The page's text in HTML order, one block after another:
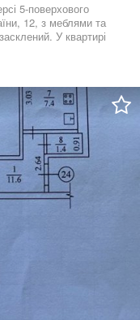
5-поверхового
12, з меблями та
У квартирі
під
вся
Тел. 06*********23